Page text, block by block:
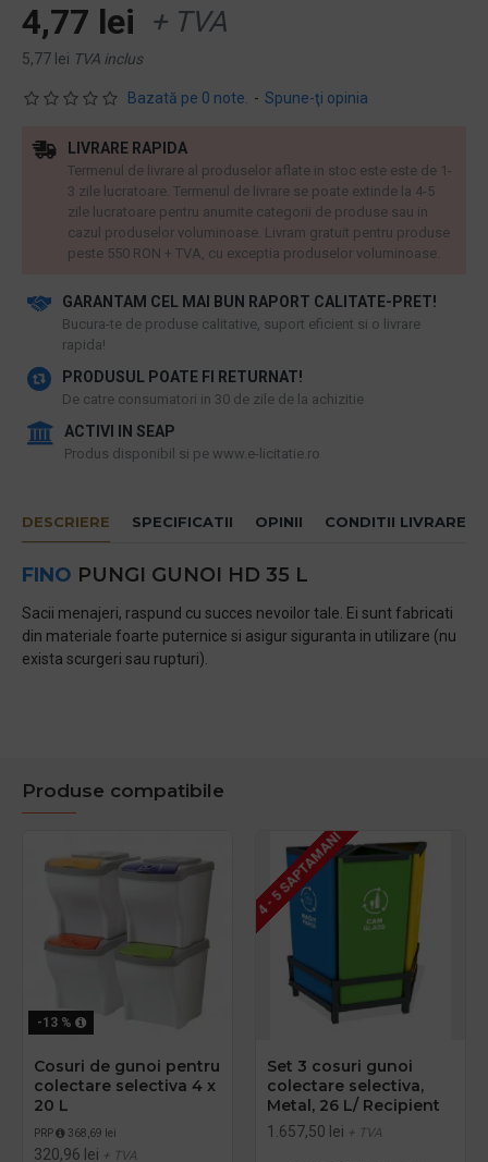
Bazată pe 0 note. - Spune-ţi opinia
4,77 lei + TVA
5,77 lei TVA inclus
GARANTAM CEL MAI BUN RAPORT CALITATE-PRET!
​Bucura-te de produse calitative, suport eficient si o livrare
rapida!
PRODUSUL POATE FI RETURNAT!
De catre consumatori in 30 de zile de la achizitie
ACTIVI IN SEAP
Produs disponibil si pe www.e-licitatie.ro
LIVRARE RAPIDA
Termenul de livrare al produselor aflate in stoc este este de 1-
3 zile lucratoare. Termenul de livrare se poate extinde la 4-5
zile lucratoare pentru anumite categorii de produse sau in
cazul produselor voluminoase. Livram gratuit pentru produse
peste 550 RON + TVA, cu exceptia produselor voluminoase.
DESCRIERE SPECIFICATII OPINII CONDITII LIVRARE
FINO PUNGI GUNOI HD 35 L
Sacii menajeri, raspund cu succes nevoilor tale. Ei sunt fabricati
din materiale foarte puternice si asigur siguranta in utilizare (nu
exista scurgeri sau rupturi).
Produse compatibile
-13 %
Cosuri de gunoi pentru
colectare selectiva 4 x
20 L
PRP 368,69 lei
320,96 lei + TVA
4 - 5 SAPTAMANI
Set 3 cosuri gunoi
colectare selectiva,
Metal, 26 L/ Recipient
1.657,50 lei + TVA